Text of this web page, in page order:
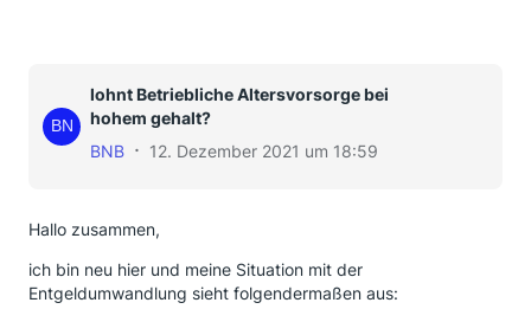
lohnt Betriebliche Altersvorsorge bei
hohem gehalt?
BNB
12. Dezember 2021 um 18:59
Hallo zusammen,
ich bin neu hier und meine Situation mit der
Entgeldumwandlung sieht folgendermaßen aus: